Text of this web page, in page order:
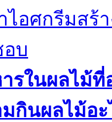
ไอศกรีมส
บ
รในผลไม้
กินผลไม้อะ